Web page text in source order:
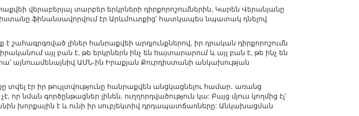
վերաբերյալ տարբեր երկրների դիրքորոշումներին, Կարեն Վերանյանը
ֆինանսավորվում էր Արևմուտքից՝ հատկապես նպատակ դնելով
շահագրգռված լիներ հանրաքվեի արդյունքներով, իր դրական դիրքորոշումն
այլ բան է, թե երկրներն ինչ են հայտարարում և այլ բան է, թե ինչ են
այնուամենայնիվ ԱՄՆ-ին Իրաքյան Քուրդիստանի անկախության
տվել էր իր թույլտվությունը հանրաքվեն անցկացնելու համար․ առանց
որ նման գործընթացներ լինեն, ուղղորդվածություն կա: Բայց մյուս կողմից էլ՝
խորքային է և ունի իր սուբյեկտիվ դրդապատճառները: Անկախացման